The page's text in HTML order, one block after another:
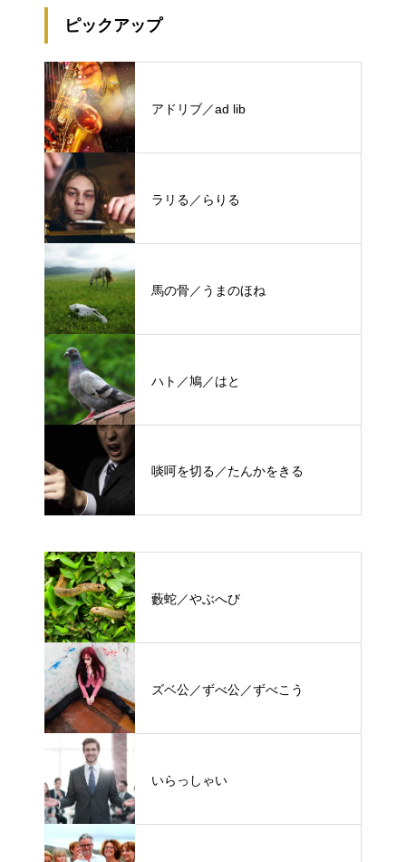
ピックアップ
アドリブ／ad lib
ラリる／らりる
馬の骨／うまのほね
ハト／鳩／はと
啖呵を切る／たんかをきる
藪蛇／やぶへび
ズベ公／ずべ公／ずべこう
いらっしゃい